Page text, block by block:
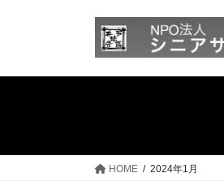
HOME 2024年1月